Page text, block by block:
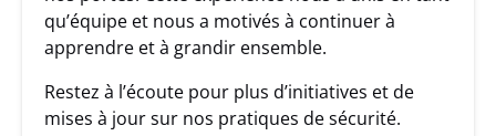
qu’équipe et nous a motivés à continuer à
apprendre et à grandir ensemble.
Restez à l’écoute pour plus d’initiatives et de
mises à jour sur nos pratiques de sécurité.